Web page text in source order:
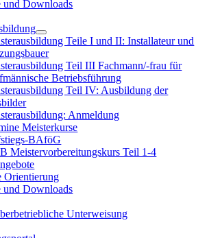
und Downloads
Teile I und II: Installateur und
Teil III Fachmann/-frau für
Betriebsführung
Teil IV: Ausbildung der
Anmeldung
Meisterkurse
BAföG
Meistervorbereitungskurs Teil 1-4
Orientierung
und Downloads
Unterweisung